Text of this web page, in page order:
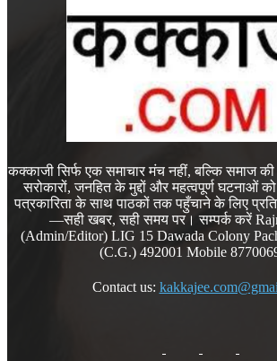
कक्काजी सिर्फ एक समाचार मंच नहीं, बल्कि समाज
सरोकारों, जनहित के मुद्दों और महत्वपूर्ण घटनाओं को
पत्रकारिता के साथ पाठकों तक पहुँचाने के लिए
—सही खबर, सही समय पर। सम्पर्क करें
(Admin/Editor) LIG 15 Dawada Colony
(C.G.) 492001 Mobile
Contact us: